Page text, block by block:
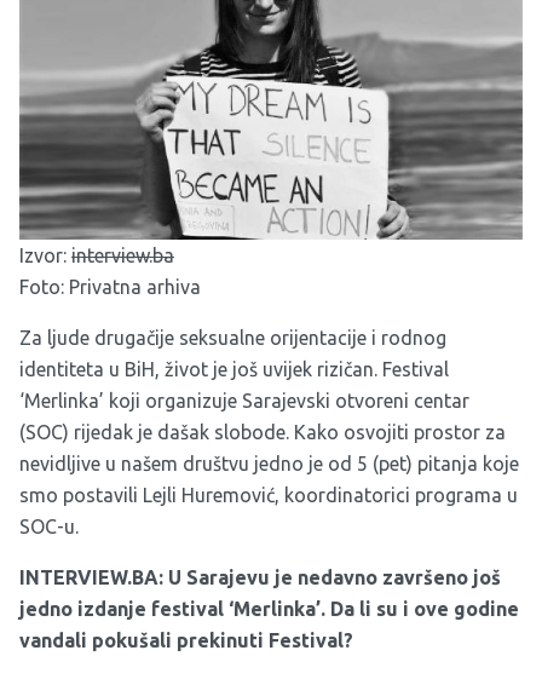
Izvor: interview.ba
Foto: Privatna arhiva
Za ljude drugačije seksualne orijentacije i rodnog
identiteta u BiH, život je još uvijek rizičan. Festival
‘Merlinka’ koji organizuje Sarajevski otvoreni centar
(SOC) rijedak je dašak slobode. Kako osvojiti prostor za
nevidljive u našem društvu jedno je od 5 (pet) pitanja koje
smo postavili Lejli Huremović, koordinatorici programa u
SOC-u.
INTERVIEW.BA: U Sarajevu je nedavno završeno još
jedno izdanje festival ‘Merlinka’. Da li su i ove godine
vandali pokušali prekinuti Festival?